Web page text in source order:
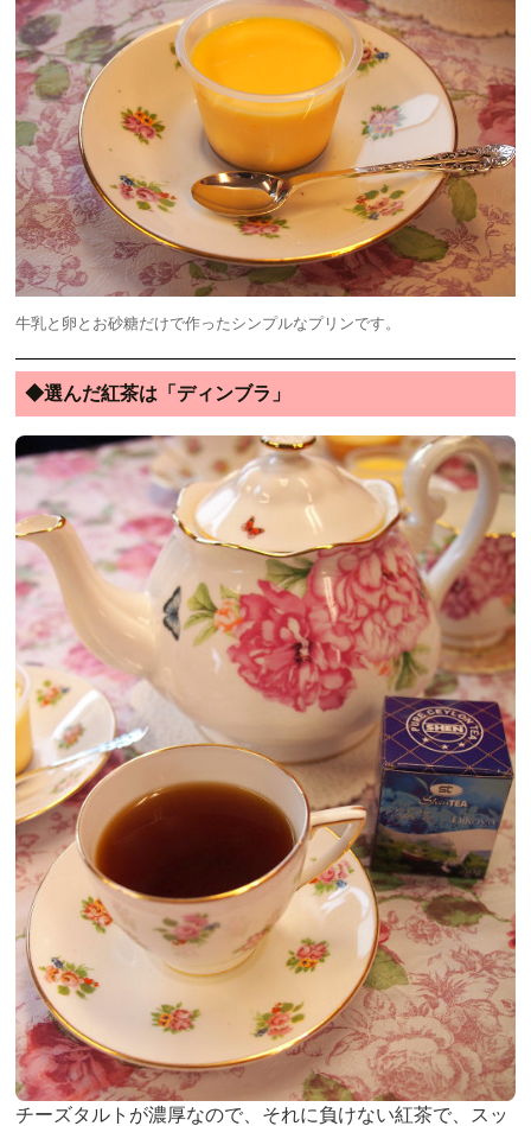
牛乳と卵とお砂糖だけで作ったシンプルなプリンです。
◆選んだ紅茶は「ディンブラ」
チーズタルトが濃厚なので、それに負けない紅茶で、スッ